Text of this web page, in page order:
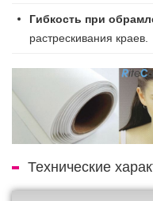
Гибкость при
растрескивания краев.
Технические